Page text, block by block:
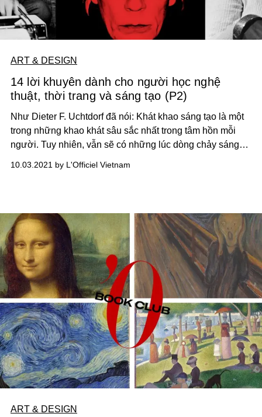
ART & DESIGN
14 lời khuyên dành cho người học nghệ
thuật, thời trang và sáng tạo (P2)
Như Dieter F. Uchtdorf đã nói: Khát khao sáng tạo là một
trong những khao khát sâu sắc nhất trong tâm hồn mỗi
người. Tuy nhiên, vẫn sẽ có những lúc dòng chảy sáng
những câu nói truyền cảm hứng dưới đây!
10.03.2021 by L'Officiel Vietnam
ART & DESIGN